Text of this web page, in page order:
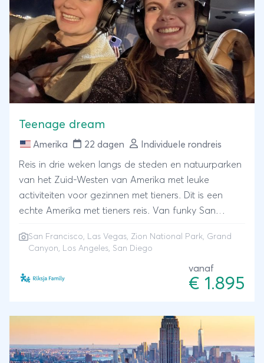
Teenage dream
Amerika 22 dagen Individuele rondreis
Reis in drie weken langs de steden en natuurparken
van het Zuid-Westen van Amerika met leuke
activiteiten voor gezinnen met tieners. Dit is een
echte Amerika met tieners reis. Van funky San
Zion en op het randje staan van de Grand Canyon.
een surfdude/girl in San Diego.
San Francisco, Las Vegas, Zion National Park, Grand
Canyon, Los Angeles, San Diego
vanaf
€ 1.895